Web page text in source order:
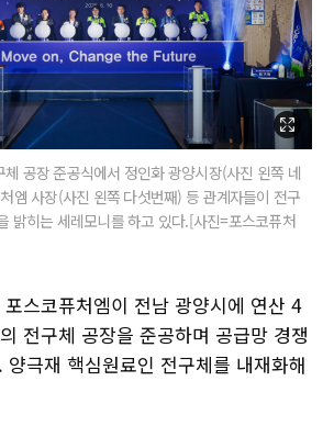
공장 준공식에서 정인화 광양시장(사진 왼쪽 네
엠 사장(사진 왼쪽 다섯번째) 등 관계자들이 전구
밝히는 세레모니를 하고 있다.[사진=포스코퓨처
스코퓨처엠이 전남 광양시에 연산 4
전구체 공장을 준공하며 공급망 경쟁
극재 핵심원료인 전구체를 내재화해